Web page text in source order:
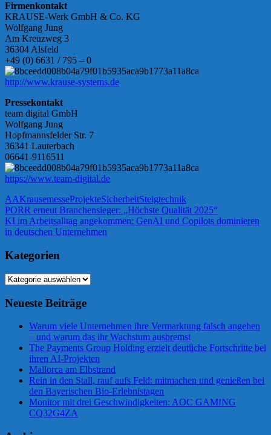
Firmenkontakt
KRAUSE-Werk GmbH & Co. KG
Wolfgang Jung
Am Kreuzweg 3
36304 Alsfeld
+49 (0) 6631 / 795 – 0
http://www.krause-systems.de
Pressekontakt
team digital GmbH
Wolfgang Jung
Hopfmannsfelder Str. 7
36341 Lauterbach
06641-9116511
https://www.team-digital.de
AAKrausemesseProjekteSicherheitSteigtechnik
Beitragsnavigation
Vorheriger
Beitrag:
PORR erneut Branchensieger: „Höchste Qualität 2025“
Nächster
Beitrag:
KI im Arbeitsalltag angekommen: GenAI und Copilots dominieren
in deutschen Unternehmen
Kategorien
Kategorien
Neueste Beiträge
Warum viele Unternehmen ihre Vermarktung falsch angehen
– und warum das ihr Wachstum ausbremst
The Payments Group Holding erzielt deutliche Fortschritte bei
ihren AI-Projekten
Mallorca am Elbstrand
Rein in den Stall, rauf aufs Feld: mitmachen und genießen bei
den Bayerischen Bio-Erlebnistagen
Monitor mit drei Geschwindigkeiten: AOC GAMING
CQ32G4ZA